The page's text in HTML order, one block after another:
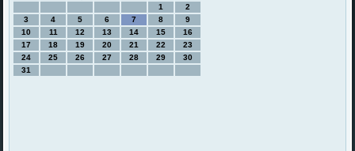
1
2
3
4 5 6 7 8
9
10
11 12 13 14 15
16
17
18 19 20 21 22
23
24
25 26 27 28 29
30
31